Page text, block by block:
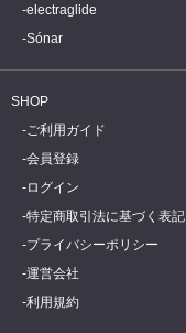
electraglide
Sónar
SHOP
ご利用ガイド
会員登録
ログイン
特定商取引法に基づく表記
プライバシーポリシー
運営会社
利用規約